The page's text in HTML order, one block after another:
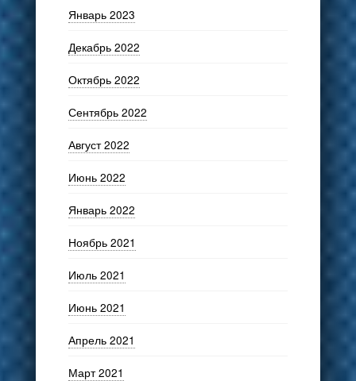
Январь 2023
Декабрь 2022
Октябрь 2022
Сентябрь 2022
Август 2022
Июнь 2022
Январь 2022
Ноябрь 2021
Июль 2021
Июнь 2021
Апрель 2021
Март 2021